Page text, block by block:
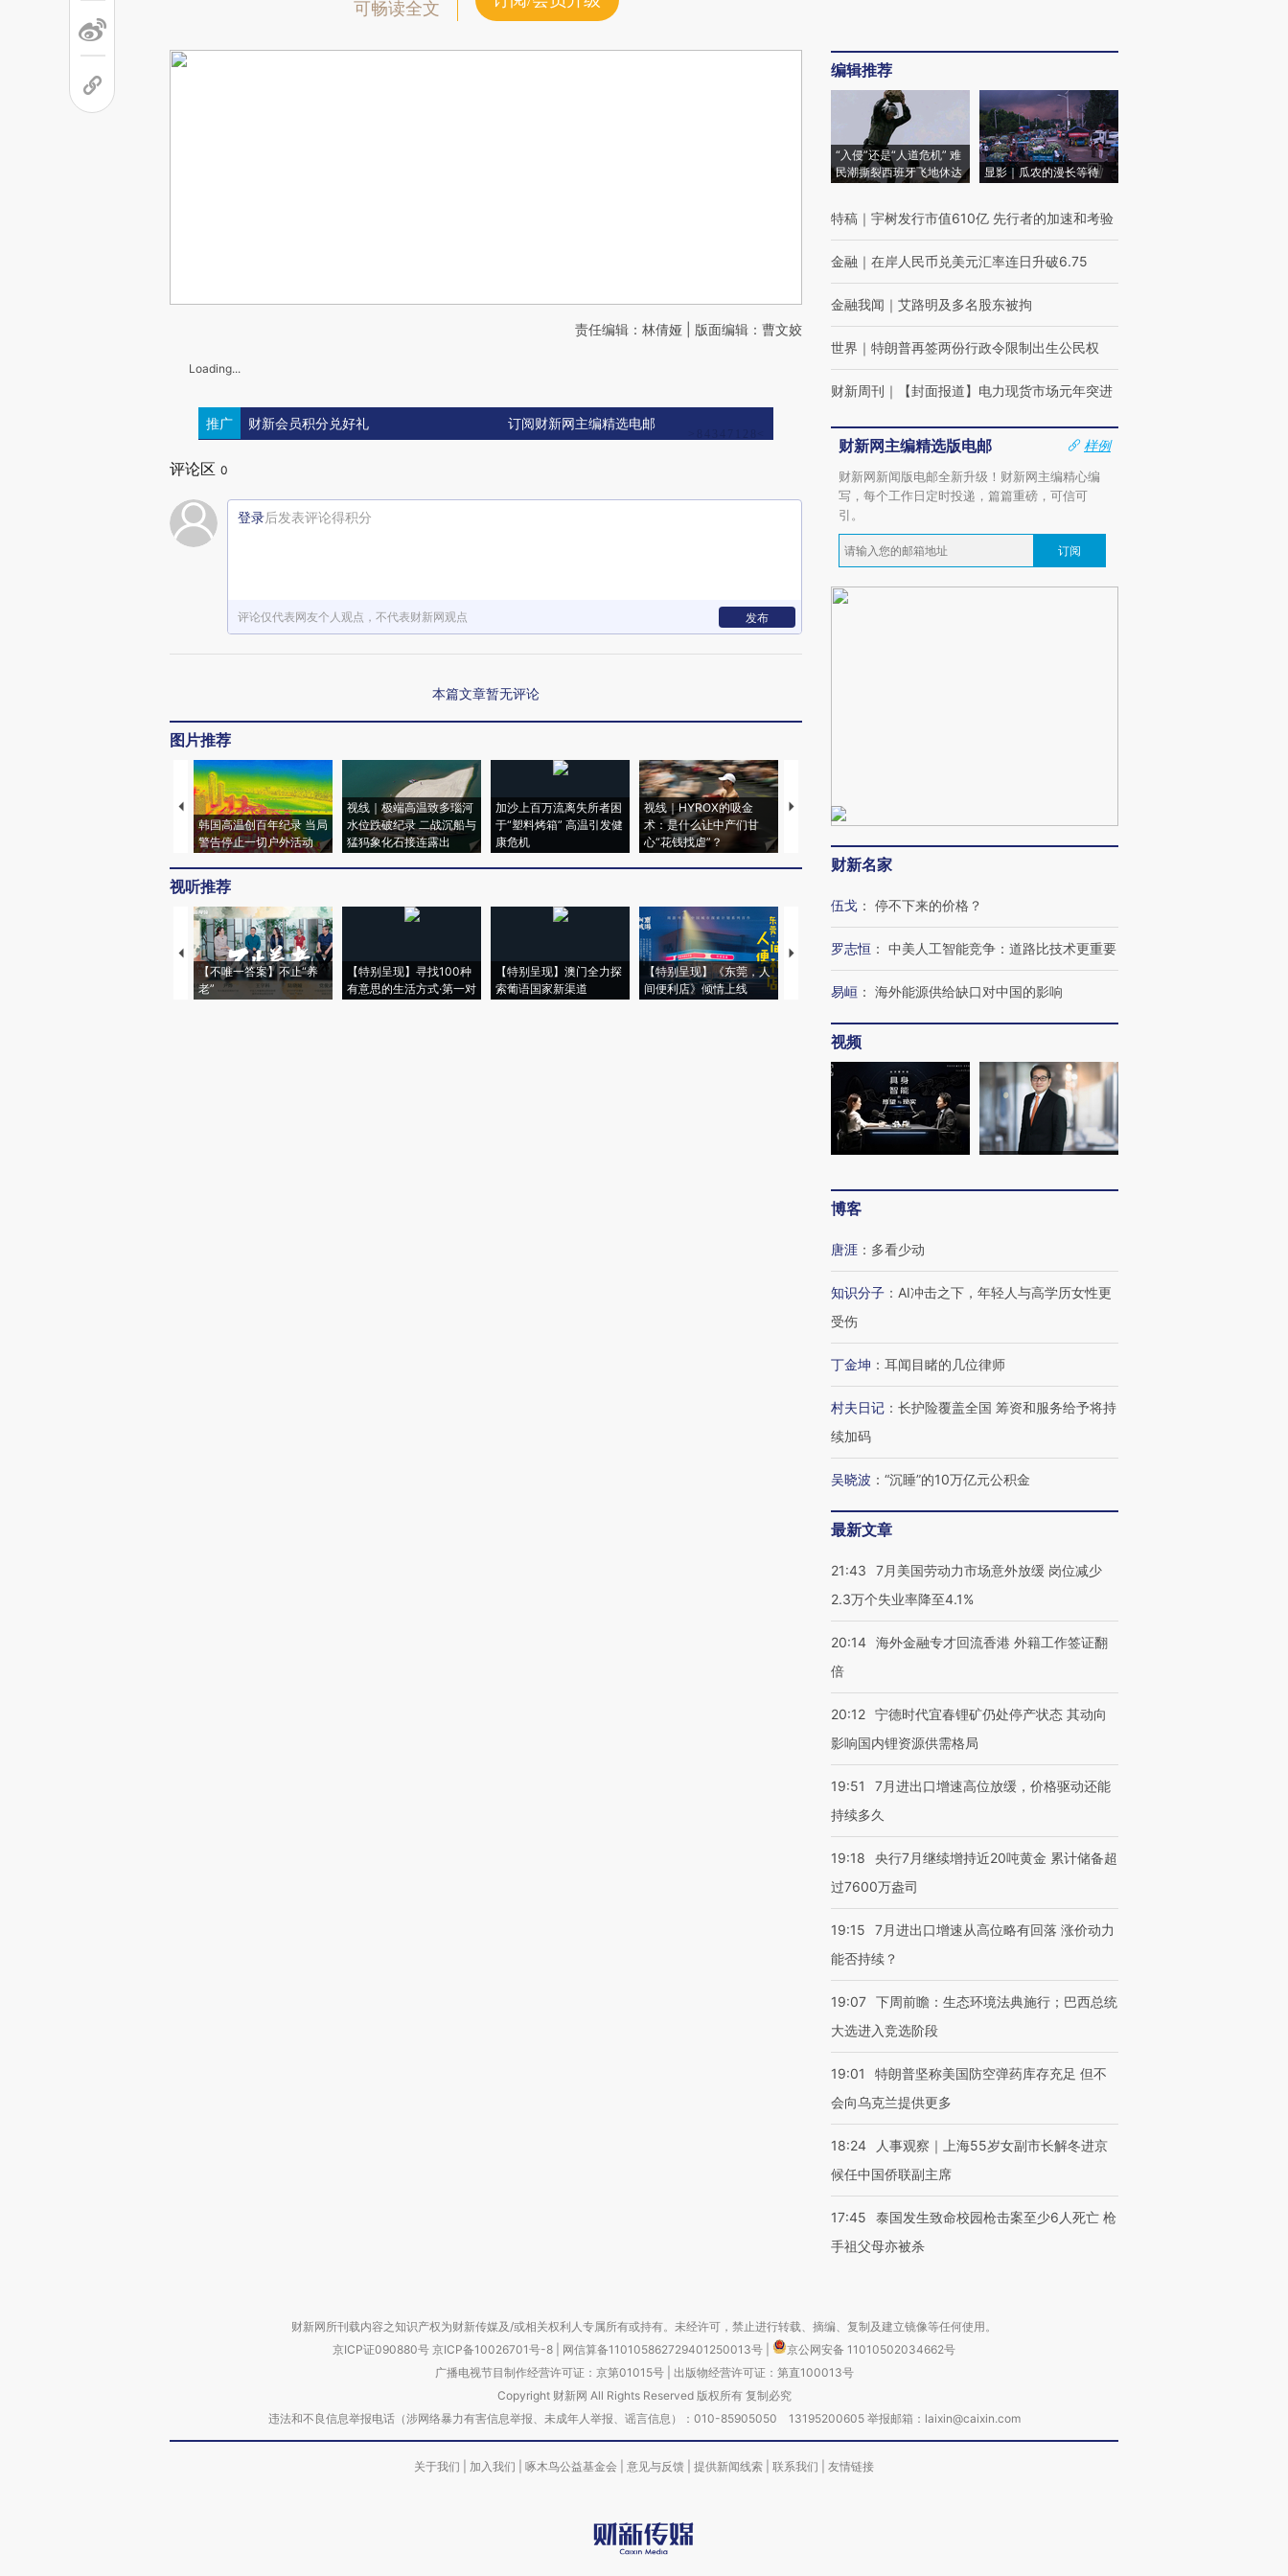
可畅读全文
责任编辑：林倩娅 | 版面编辑：曹文姣
Loading...
推广 财新会员积分兑好礼 订阅财新网主编精选电邮
评论区 0
登录后发表评论得积分
评论仅代表网友个人观点，不代表财新网观点 发布
本篇文章暂无评论
图片推荐
韩国高温创百年纪录 当局
警告停止一切户外活动
视线｜极端高温致多瑙河
水位跌破纪录 二战沉船与
猛犸象化石接连露出
加沙上百万流离失所者困
于“塑料烤箱” 高温引发健
康危机
视线｜HYROX的吸金
术：是什么让中产们甘
心“花钱找虐”？
马航飞行员跨国走私7万
粒摇头丸 尿检体内含3种
度Z世代 用街头抗争将教
育部长拱下台
机”？难民潮撕裂西班牙
飞地休达
视听推荐
【不唯一答案】不止“养
老”
【特别呈现】寻找100种
有意思的生活方式·第一对
【特别呈现】澳门全力探
索葡语国家新渠道
【特别呈现】《东莞，人
间便利店》倾情上线
【推广】走进第四届链博
会，让数智科技“链”接产
【特别呈现】寻找100种
有意思的生活方式·第三对
【商旅对话】华住集团
CFO：不靠规模取胜，华
编辑推荐
“入侵”还是“人道危机” 难
民潮撕裂西班牙飞地休达
显影｜瓜农的漫长等待
特稿 ｜ 宇树发行市值610亿 先行者的加速和考验
金融 ｜ 在岸人民币兑美元汇率连日升破6.75
金融我闻 ｜ 艾路明及多名股东被拘
世界 ｜ 特朗普再签两份行政令限制出生公民权
财新周刊 ｜ 【封面报道】电力现货市场元年突进
财新网主编精选版电邮
样例
财新网新闻版电邮全新升级！财新网主编精心编
写，每个工作日定时投递，篇篇重磅，可信可
引。
订阅
财新名家
伍戈 ： 停不下来的价格？
罗志恒 ： 中美人工智能竞争：道路比技术更重要
易峘 ： 海外能源供给缺口对中国的影响
视频
博客
唐涯 ： 多看少动
知识分子 ： AI冲击之下，年轻人与高学历女性更
受伤
丁金坤 ： 耳闻目睹的几位律师
村夫日记 ： 长护险覆盖全国 筹资和服务给予将持
续加码
吴晓波 ： “沉睡”的10万亿元公积金
最新文章
21:43
7月美国劳动力市场意外放缓 岗位减少
2.3万个失业率降至4.1%
20:14 海外金融专才回流香港 外籍工作签证翻
倍
20:12 宁德时代宜春锂矿仍处停产状态 其动向
影响国内锂资源供需格局
19:51
7月进出口增速高位放缓，价格驱动还能
持续多久
19:18
央行7月继续增持近20吨黄金 累计储备超
过7600万盎司
19:15
7月进出口增速从高位略有回落 涨价动力
能否持续？
19:07 下周前瞻：生态环境法典施行；巴西总统
大选进入竞选阶段
19:01
特朗普坚称美国防空弹药库存充足 但不
会向乌克兰提供更多
18:24
人事观察｜上海55岁女副市长解冬进京
候任中国侨联副主席
17:45
泰国发生致命校园枪击案至少6人死亡 枪
手祖父母亦被杀
财新网所刊载内容之知识产权为财新传媒及/或相关权利人专属所有或持有。未经许可，禁止进行转载、摘编、复制及建立镜像等任何使用。
京ICP证090880号 京ICP备10026701号-8 网信算备110105862729401250013号
京公网安备 11010502034662号
广播电视节目制作经营许可证：京第01015号| 出版物经营许可证：第直100013号
Copyright 财新网 All Rights Reserved 版权所有 复制必究
违法和不良信息举报电话（涉网络暴力有害信息举报、未成年人举报、谣言信息）：010-85905050 13195200605 举报邮箱：laixin@caixin.com
关于我们 加入我们 啄木鸟公益基金会 意见与反馈 提供新闻线索 联系我们 友情链接